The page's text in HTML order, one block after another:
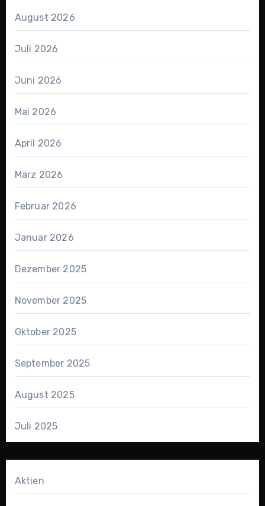
August 2026
Juli 2026
Juni 2026
Mai 2026
April 2026
März 2026
Februar 2026
Januar 2026
Dezember 2025
November 2025
Oktober 2025
September 2025
August 2025
Juli 2025
Aktien